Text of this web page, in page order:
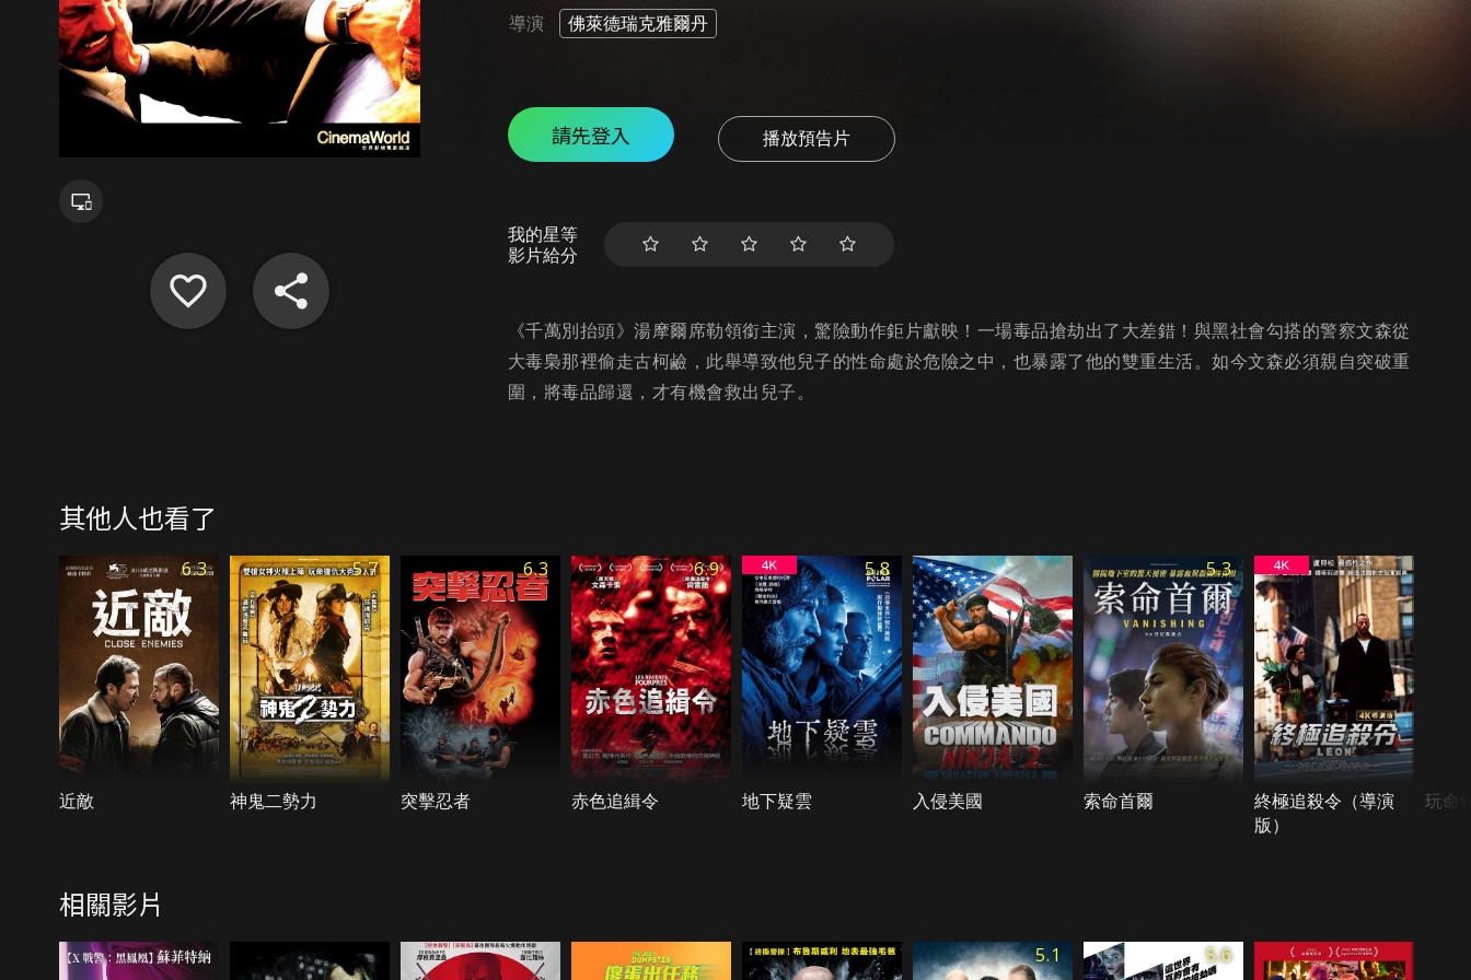
導演 佛萊德瑞克雅爾丹
請先登入 播放預告片
我的星等
影片給分
《千萬別抬頭》湯摩爾席勒領銜主演，驚險動作鉅片獻映！一場毒品搶劫出了大差錯！與黑社會勾搭的警察文森從
大毒梟那裡偷走古柯鹼，此舉導致他兒子的性命處於危險之中，也暴露了他的雙重生活。如今文森必須親自突破重
圍，將毒品歸還，才有機會救出兒子。
其他人也看了
6.3
近敵
5.7
神鬼二勢力
6.3
突擊忍者
6.9
赤色追緝令
5.8
地下疑雲 入侵美國
5.3
索命首爾
終極追殺令（導演
版）
玩命
相關影片
5.1 5.6